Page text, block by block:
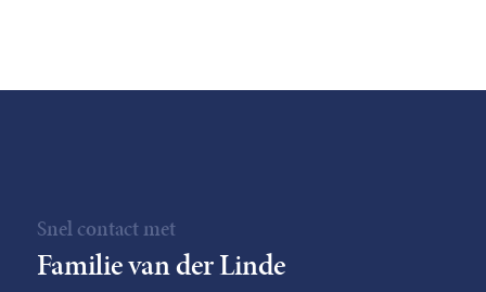
Snel contact met
Familie van der Linde